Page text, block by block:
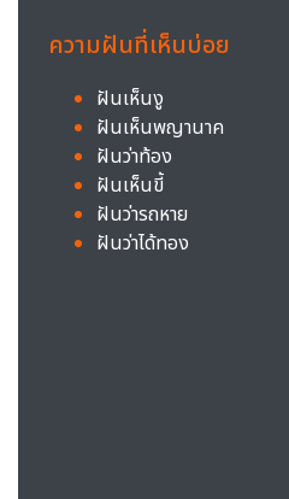
ความฝันที่เห็นบ่อย
ฝันเห็นงู
ฝันเห็นพญานาค
ฝันว่าท้อง
ฝันเห็นขี้
ฝันว่ารถหาย
ฝันว่าได้ทอง